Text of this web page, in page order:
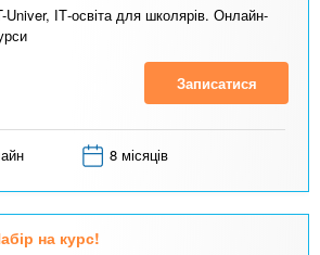
Univer, ІТ-освіта для школярів. Онлайн-
Записатися
8 місяців
на курс!